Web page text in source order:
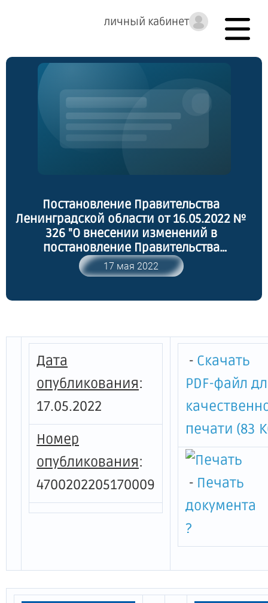
личный кабинет
Постановление Правительства
Ленинградской области от 16.05.2022 №
326 "О внесении изменений в
постановление Правительства
Ленинградской области от 22 марта 2012
года № 83 "Об утверждении
градостроительного проектирования
17 мая 2022
Дата
опубликования:
17.05.2022
Номер
опубликования:
4700202205170009
- Скачать
PDF-файл
печати (83
- Печать
документа
?